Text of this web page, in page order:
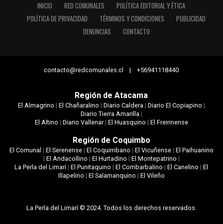
INICIO RED COMUNALES
POLÍTICA EDITORIAL Y ÉTICA
POLÍTICA DE PRIVACIDAD
TÉRMINOS Y CONDICIONES
PUBLICIDAD
DENUNCIAS
CONTACTO
contacto@redcomunales.cl | +56941118440
Región de Atacama
El Almagrino | El Chañaralino | Diario Caldera | Diario El Copiapino |
Diario Tierra Amarilla |
El Altino | Diario Vallenar| El Huasquino | El Freirinense
Región de Coquimbo
El Comunal | El Serenense| El Coquimbano | El Vicuñense| El Paihuanino
| El Andacollino | El Hurtadino | El Montepatrino |
La Perla del Limarí|El Punitaquino |El Combarbalino |El Canelino |El
Illapelino | El Salamanquino | El Vileño
La Perla del Limarí © 2024. Todos los derechos reservados.